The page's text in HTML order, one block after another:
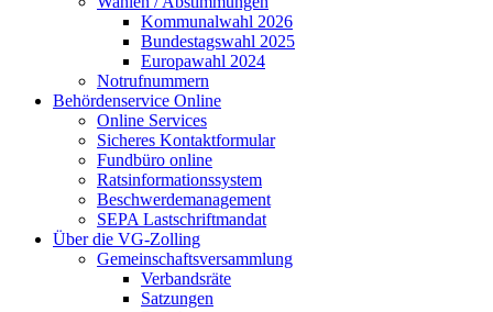
Kommunalwahl 2026
Bundestagswahl 2025
Europawahl 2024
Notrufnummern
Behördenservice Online
Online Services
Sicheres Kontaktformular
Fundbüro online
Ratsinformationssystem
Beschwerdemanagement
SEPA Lastschriftmandat
Über die VG-Zolling
Gemeinschaftsversammlung
Verbandsräte
Satzungen